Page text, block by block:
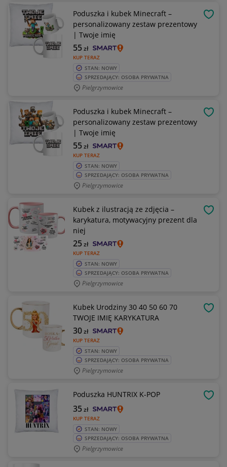
Poduszka i kubek Minecraft –
personalizowany zestaw prezentowy
| Twoje imię
KUP TERAZ
55zł
STAN: NOWY
SPRZEDAJĄCY: OSOBA PRYWATNA
Pielgrzymowice
Poduszka i kubek Minecraft –
personalizowany zestaw prezentowy
| Twoje imię
KUP TERAZ
55zł
STAN: NOWY
SPRZEDAJĄCY: OSOBA PRYWATNA
Pielgrzymowice
Kubek z ilustracją ze zdjęcia –
karykatura, motywacyjny prezent dla
niej
KUP TERAZ
25zł
STAN: NOWY
SPRZEDAJĄCY: OSOBA PRYWATNA
Pielgrzymowice
Kubek Urodziny 30 40 50 60 70
TWOJE IMIĘ KARYKATURA
KUP TERAZ
30zł
STAN: NOWY
SPRZEDAJĄCY: OSOBA PRYWATNA
Pielgrzymowice
Poduszka HUNTRIX K-POP
KUP TERAZ
35zł
STAN: NOWY
SPRZEDAJĄCY: OSOBA PRYWATNA
Pielgrzymowice